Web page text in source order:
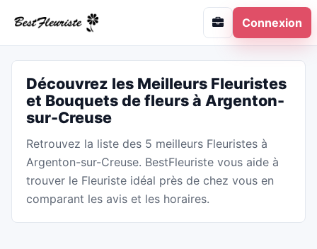
Connexion
Découvrez les Meilleurs Fleuristes
et Bouquets de fleurs à Argenton-
sur-Creuse
Retrouvez la liste des 5 meilleurs Fleuristes à
Argenton-sur-Creuse. BestFleuriste vous aide à
trouver le Fleuriste idéal près de chez vous en
comparant les avis et les horaires.